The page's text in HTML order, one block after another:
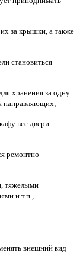
за крышки, а также
становиться
хранения за одну
направляющих;
все двери
ремонтно-
тяжелыми
и т.п.,
внешний вид